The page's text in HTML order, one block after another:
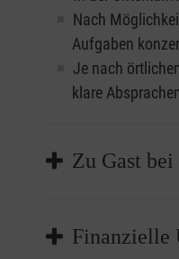
Welche
Der Malteser
möchten,
Nach
Aufgaben
Je nach
klare
Zu Gast bei
Für längere
organisieren,
Finanzielle